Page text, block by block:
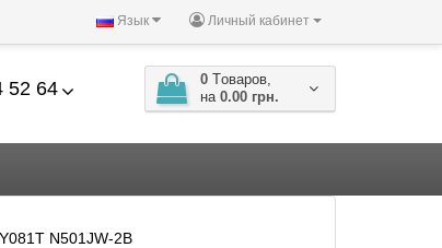
Личный кабинет
Язык
52 64 0 Tоваров,
на 0.00 грн.
N501JW-2B